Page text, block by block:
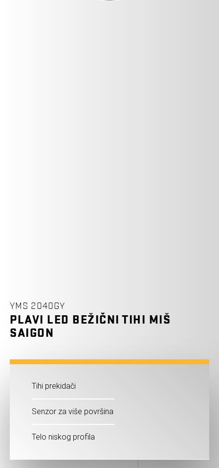
YMS 2040GY
PLAVI LED BEŽIČNI TIHI MIŠ
SAIGON
Tihi prekidači
Senzor za više površina
Telo niskog profila